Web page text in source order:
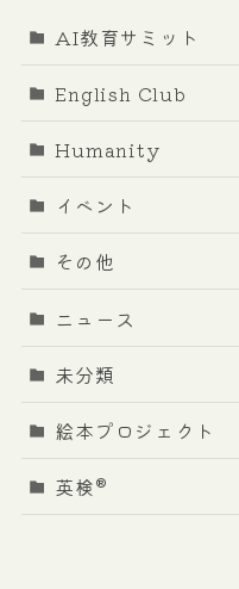
AI教育サミット
English Club
Humanity
イベント
その他
ニュース
未分類
絵本プロジェクト
英検®